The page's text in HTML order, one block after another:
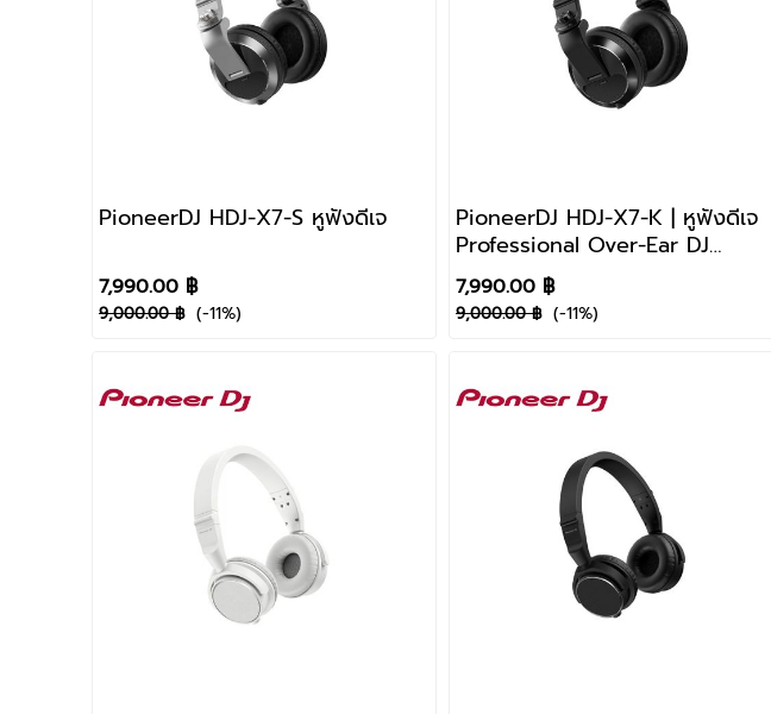
PioneerDJ HDJ-X7-S หูฟังดีเจ
7,990.00 ฿
9,000.00 ฿ (-11%)
PioneerDJ HDJ-X7-K | หูฟังดีเจ
Professional Over-Ear DJ
Headphones
7,990.00 ฿
9,000.00 ฿ (-11%)